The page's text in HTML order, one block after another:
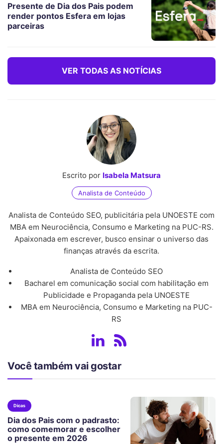
Presente de Dia dos Pais podem
render pontos Esfera em lojas
parceiras
VER TODAS AS NOTÍCIAS
Escrito por Isabela Matsura
Analista de Conteúdo
Analista de Conteúdo SEO, publicitária pela UNOESTE com
MBA em Neurociência, Consumo e Marketing na PUC-RS.
Apaixonada em escrever, busco ensinar o universo das
finanças através da escrita.
Analista de Conteúdo SEO
Bacharel em comunicação social com habilitação em
Publicidade e Propaganda pela UNOESTE
MBA em Neurociência, Consumo e Marketing na PUC-
RS
Você também vai gostar
Dicas
Dia dos Pais com o padrasto:
como comemorar e escolher
o presente em 2026